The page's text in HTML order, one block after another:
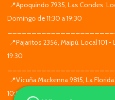
📍Apoquindo 7935, Las Condes.
Domingo de 11:30 a 19:30
📍Pajaritos 2356, Maipú. Local 101
19:30
📍Vicuña Mackenna 9815, La
10:00 – 20:00 Sábado, Domingo y